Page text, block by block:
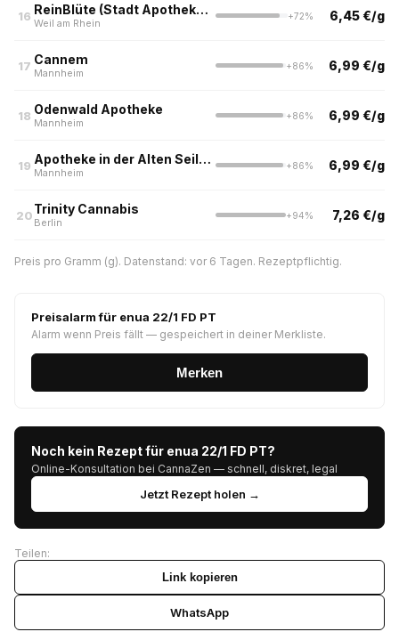
16 ReinBlüte (Stadt Apotheke, Weil am Rhein)
Weil am Rhein
+72% 6,45 €/g
17 Cannem
Mannheim
+86% 6,99 €/g
18 Odenwald Apotheke
Mannheim
+86% 6,99 €/g
19 Apotheke in der Alten Seilerei
Mannheim
+86% 6,99 €/g
20Trinity Cannabis
Berlin
+94% 7,26 €/g
Preis pro Gramm (g). Datenstand: vor 6 Tagen. Rezeptpflichtig.
Preisalarm für enua 22/1 FD PT
Alarm wenn Preis fällt — gespeichert in deiner Merkliste.
Merken
Noch kein Rezept für enua 22/1 FD PT?
Online-Konsultation bei CannaZen — schnell, diskret, legal
Jetzt Rezept holen →
Teilen:
Link kopieren
WhatsApp